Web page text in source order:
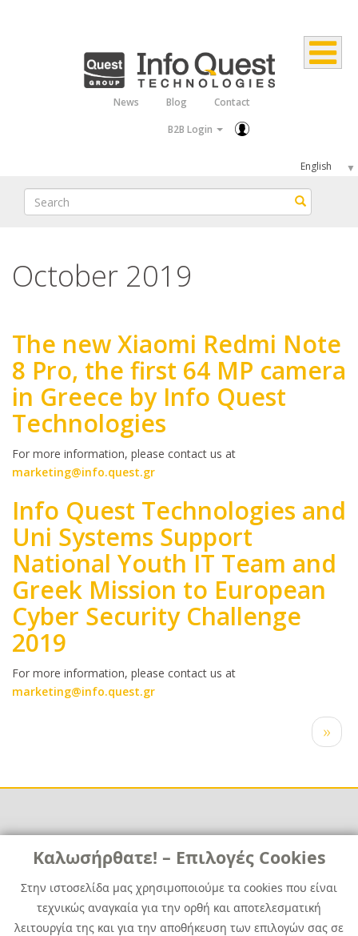
Καλωσήρθατε! – Επιλογές Cookies
Στην ιστοσελίδα μας χρησιμοποιούμε τα cookies που είναι
τεχνικώς αναγκαία για την ορθή και αποτελεσματική
λειτουργία της και για την αποθήκευση των επιλογών σας σε
News Blog
Contact
B2B Login
Select
your
language
Search Search
October 2019
The new Xiaomi Redmi Note
8 Pro, the first 64 MP camera
in Greece by Info Quest
Technologies
Body
For more information, please contact us at
marketing@info.quest.gr
Info Quest Technologies and
Uni Systems Support
National Youth IT Team and
Greek Mission to European
Cyber Security Challenge
2019
Body
For more information, please contact us at
marketing@info.quest.gr
Next
page
››
Χρήσιμα
News
Media Kit
Career
Quest Group